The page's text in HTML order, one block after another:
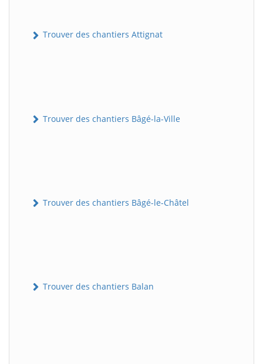
Trouver des chantiers Attignat
Trouver des chantiers Bâgé-la-Ville
Trouver des chantiers Bâgé-le-Châtel
Trouver des chantiers Balan